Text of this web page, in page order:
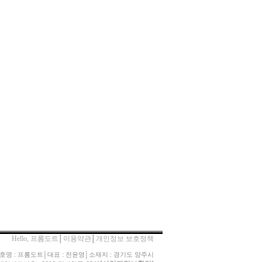
Hello, 프롬도트 이용약관│ 개인정보 보호정책
명 : 프롬도트│대표 : 전윤영│소재지 : 경기도 양주시